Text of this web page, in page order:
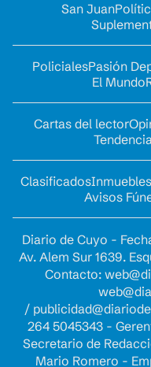
San Juan
PolicialesPasión
El Mundo
Cartas del lector
ClasificadosInmuebles
Avisos
Diario de Cuyo -
Av. Alem Sur 1639.
Contacto:
/
264 5045343 -
Secretario de
Mario Romero -